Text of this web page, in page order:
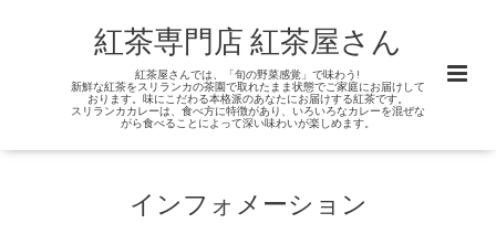
紅茶専門店 紅茶屋さん
紅茶屋さんでは、「旬の野菜感覚」で味わう!
新鮮な紅茶をスリランカの茶園で取れたまま状態でご家庭にお届けして
おります。味にこだわる本格派のあなたにお届けする紅茶です。
スリランカカレーは、食べ方に特徴があり、いろいろなカレーを混ぜな
がら食べることによって深い味わいが楽しめます。
インフォメーション